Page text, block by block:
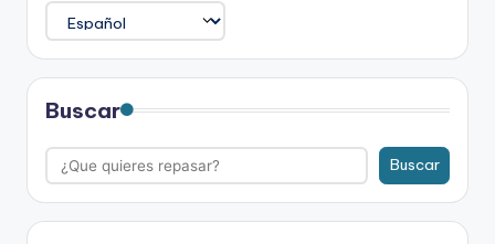
Buscar
Buscar